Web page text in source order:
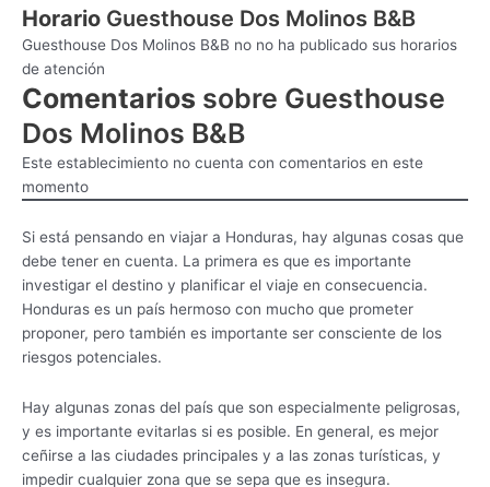
Horario Guesthouse Dos Molinos B&B
Guesthouse Dos Molinos B&B no no ha publicado sus horarios
de atención
Comentarios sobre Guesthouse
Dos Molinos B&B
Este establecimiento no cuenta con comentarios en este
momento
Si está pensando en viajar a Honduras, hay algunas cosas que
debe tener en cuenta. La primera es que es importante
investigar el destino y planificar el viaje en consecuencia.
Honduras es un país hermoso con mucho que prometer
proponer, pero también es importante ser consciente de los
riesgos potenciales.
Hay algunas zonas del país que son especialmente peligrosas,
y es importante evitarlas si es posible. En general, es mejor
ceñirse a las ciudades principales y a las zonas turísticas, y
impedir cualquier zona que se sepa que es insegura.